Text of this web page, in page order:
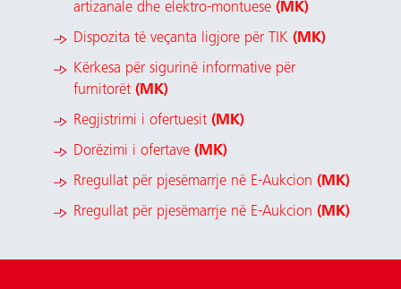
artizanale dhe elektro-montuese (MK)
Dispozita të veçanta ligjore për TIK (MK)
Kërkesa për sigurinë informative për
furnitorët (MK)
Regjistrimi i ofertuesit (MK)
Dorëzimi i ofertave (MK)
Rregullat për pjesëmarrje në E-Aukcion (MK)
Rregullat për pjesëmarrje në E-Aukcion (MK)